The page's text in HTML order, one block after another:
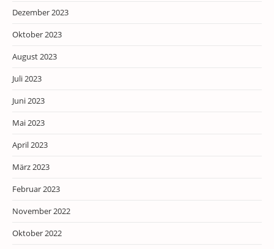
Dezember 2023
Oktober 2023
August 2023
Juli 2023
Juni 2023
Mai 2023
April 2023
März 2023
Februar 2023
November 2022
Oktober 2022